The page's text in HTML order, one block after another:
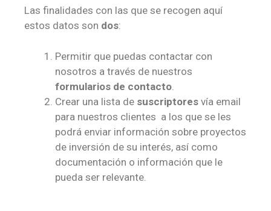
Las finalidades con las que se recogen aquí
estos datos son dos:
Permitir que puedas contactar con
nosotros a través de nuestros
formularios de contacto
Crear una lista de suscriptores vía email
para nuestros clientes a los que se les
podrá enviar información sobre proyectos
de inversión de su interés, así como
documentación o información que le
pueda ser relevante.